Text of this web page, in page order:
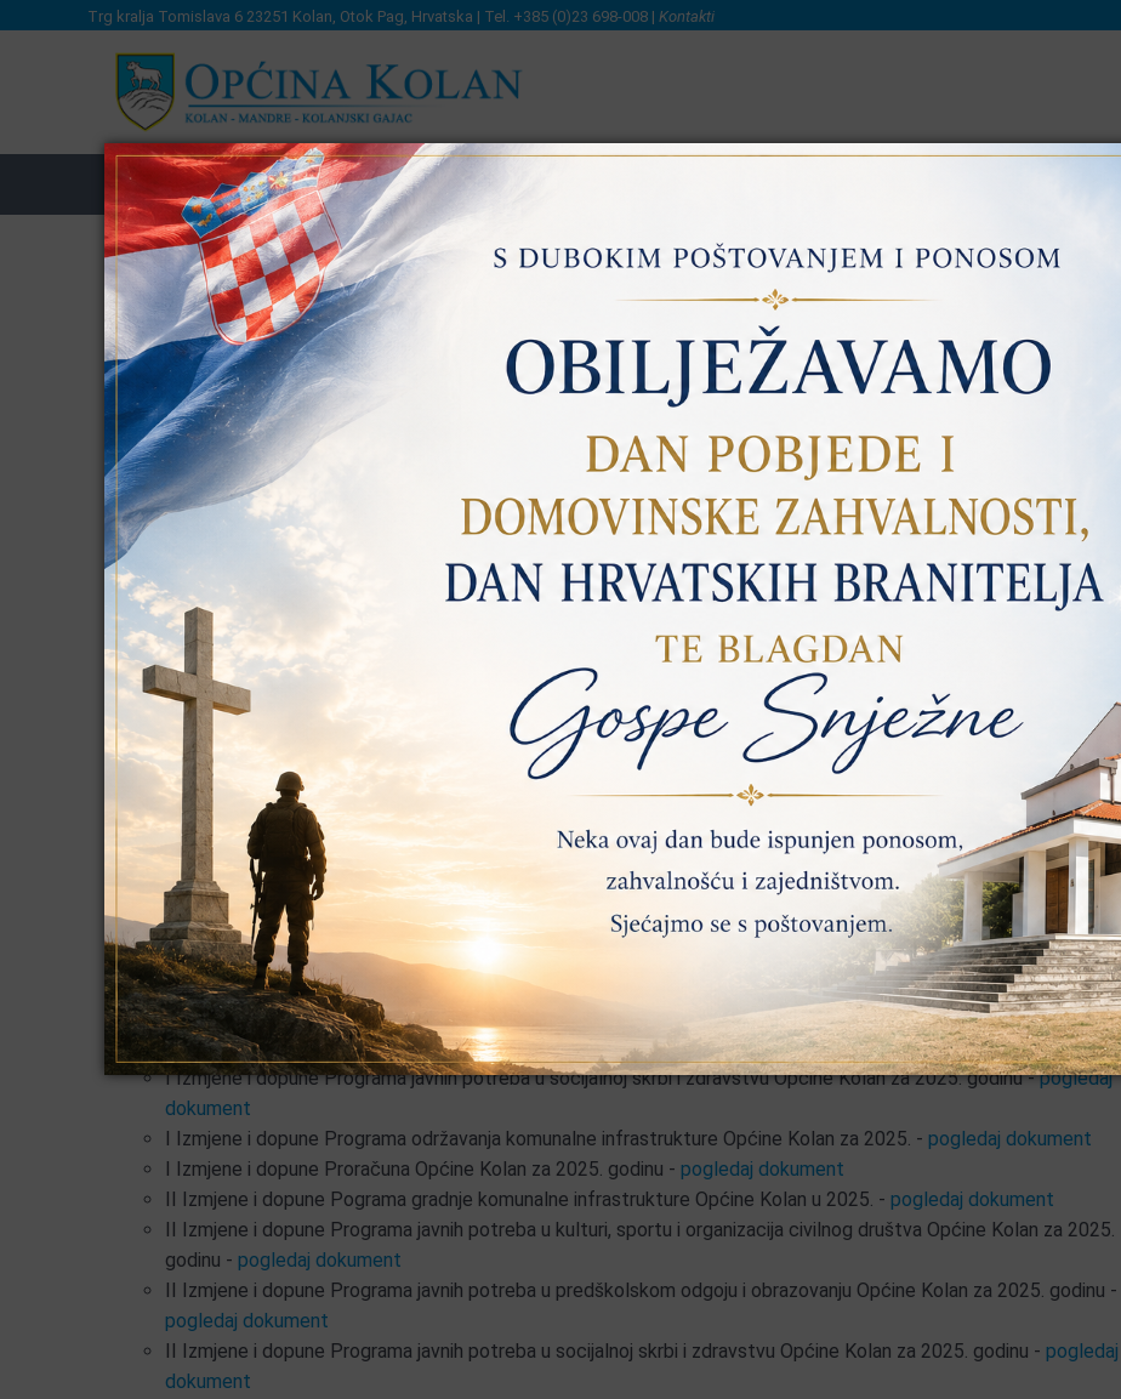
Trg kralja Tomislava 6 23251 Kolan, Otok Pag, Hrvatska | Tel. +385 (0)23 698-008 | Kontakti
OPĆINSKA UPRAVA LAG
Proračun
Proračun 2026
Proračun Općine Kolan za 2026. godinu s projekcijama za 2027. i 2028. godinu -
Odluka o izvršenju Proračuna Općine Kolan za 2026. godinu -pogledajte dokument
Program javnih potreba u kulturi, sportu i organizacija civilnog društva Općine Kolan za 2026. godinu -
dokument
Program javnih potreba u predškolskom odgoju i obrazovanju Općine Kolan za 2026. godinu -pogledajte dokument
Program javnih potreba u socijalnoj skrbi i zdravstvu Općine Kolan za 2026. godinu -pogledajte dokument
Program gradnje komunalne infrastrukture Općine Kolan za 2026. godinu - pogledajte dokument
Program koristenja sredstava od prenamjene polj. zemljišta Općine Kolan za 2026. godinu -
pogledajte dokument
Program održavanja komunalne infrastrukture Općine Kolan za 2026. godinu - pogledajte dokument
Obrazloženje proračuna za 2026.g. s projekcijama za 2027. i 2028. godinu -
pogledajte dokument
Proračun 2025
Proračun Općine Kolan za 2025. godinu s projekcijama za 2026. i 2027. godinu -pogledaj dokument
Obrazloženje I Izmjena i dopuna proračuna za 2025.g -
pogledaj dokument
I Izmjene i dopune Pograma gradnje komunalne infrastrukture Općine Kolan u 2025. -pogledaj dokument
I Izmjene i dopune Programa javnih potreba u kulturi, sportu i organizacija civilnog društva Općine Kolan za 2025.
godinu -pogledaj dokument
I Izmjene i dopune Programa javnih potreba u predškolskom odgoju i obrazovanju Općine Kolan za 2025. godinu -
pogledaj dokument
I Izmjene i dopune Programa javnih potreba u socijalnoj skrbi i zdravstvu Općine Kolan za 2025. godinu -pogledaj
dokument
I Izmjene i dopune Programa održavanja komunalne infrastrukture Općine Kolan za 2025. -pogledaj dokument
I Izmjene i dopune Proračuna Općine Kolan za 2025. godinu -pogledaj dokument
II Izmjene i dopune Pograma gradnje komunalne infrastrukture Općine Kolan u 2025. -pogledaj dokument
II Izmjene i dopune Programa javnih potreba u kulturi, sportu i organizacija civilnog društva Općine Kolan za 2025.
godinu -pogledaj dokument
II Izmjene i dopune Programa javnih potreba u predškolskom odgoju i obrazovanju Općine Kolan za 2025. godinu -
pogledaj dokument
II Izmjene i dopune Programa javnih potreba u socijalnoj skrbi i zdravstvu Općine Kolan za 2025. godinu -pogledaj
dokument